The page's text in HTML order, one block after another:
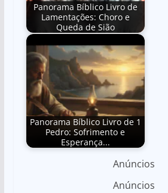
Panorama Bíblico Livro de
Lamentações: Choro e
Queda de Sião
Panorama Bíblico Livro de 1
Pedro: Sofrimento e
Esperança...
Anúncios
Anúncios